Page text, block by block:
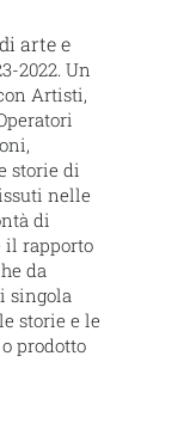
arte e
2022. Un
Artisti,
storie di
nelle
di
il rapporto
da
singola
storie e le
prodotto